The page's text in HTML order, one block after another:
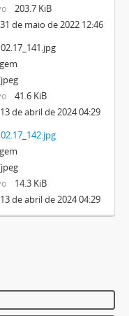
203.7 KiB
31 de maio de 2022 12:46
02.17_141.jpg
41.6 KiB
13 de abril de 2024 04:29
02.17_142.jpg
14.3 KiB
13 de abril de 2024 04:29